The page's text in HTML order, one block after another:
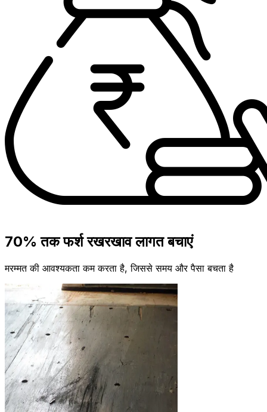
70% तक फर्श रखरखाव लागत बचाएं
मरम्मत की आवश्यकता कम करता है, जिससे समय और पैसा बचता है